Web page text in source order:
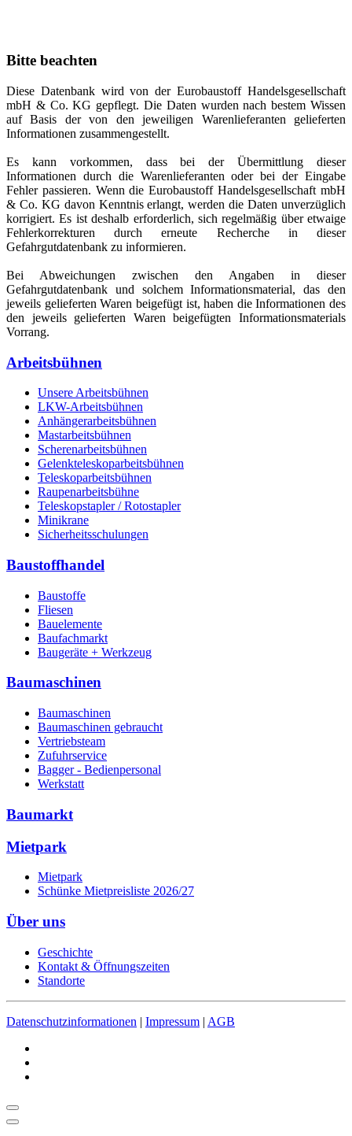
Bitte beachten
Diese Datenbank wird von der Eurobaustoff Handelsgesellschaft
mbH & Co. KG gepflegt. Die Daten wurden nach bestem Wissen
auf Basis der von den jeweiligen Warenlieferanten gelieferten
Informationen zusammengestellt.
Es kann vorkommen, dass bei der Übermittlung dieser
Informationen durch die Warenlieferanten oder bei der Eingabe
Fehler passieren. Wenn die Eurobaustoff Handelsgesellschaft mbH
& Co. KG davon Kenntnis erlangt, werden die Daten unverzüglich
korrigiert. Es ist deshalb erforderlich, sich regelmäßig über etwaige
Fehlerkorrekturen durch erneute Recherche in dieser
Gefahrgutdatenbank zu informieren.
Bei Abweichungen zwischen den Angaben in dieser
Gefahrgutdatenbank und solchem Informationsmaterial, das den
jeweils gelieferten Waren beigefügt ist, haben die Informationen des
den jeweils gelieferten Waren beigefügten Informationsmaterials
Vorrang.
Arbeitsbühnen
Unsere Arbeitsbühnen
LKW-Arbeitsbühnen
Anhängerarbeitsbühnen
Mastarbeitsbühnen
Scherenarbeitsbühnen
Gelenkteleskoparbeitsbühnen
Teleskoparbeitsbühnen
Raupenarbeitsbühne
Teleskopstapler / Rotostapler
Minikrane
Sicherheitsschulungen
Baustoffhandel
Baustoffe
Fliesen
Bauelemente
Baufachmarkt
Baugeräte + Werkzeug
Baumaschinen
Baumaschinen
Baumaschinen gebraucht
Vertriebsteam
Zufuhrservice
Bagger - Bedienpersonal
Werkstatt
Baumarkt
Mietpark
Mietpark
Schünke Mietpreisliste 2026/27
Über uns
Geschichte
Kontakt & Öffnungszeiten
Standorte
Datenschutzinformationen | Impressum | AGB